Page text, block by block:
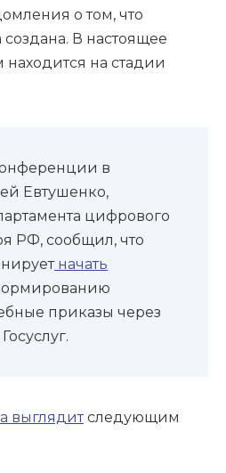
о том, что
В настоящее
находится на стадии
в
Евтушенко,
цифрового
РФ, сообщил, что
начать
приказы через
выглядитследующим